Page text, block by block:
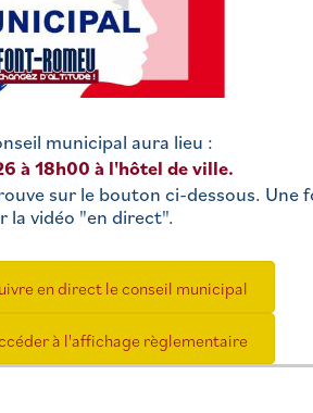
municipal aura lieu :
à 18h00 à l'hôtel de ville.
sur le bouton ci-dessous. Une
la vidéo "en direct".
en direct le conseil municipal
à l'affichage règlementaire